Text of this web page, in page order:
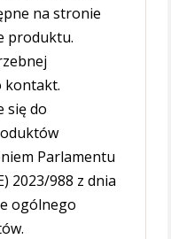
na stronie
produktu.
kontakt.
się do
Parlamentu
2023/988 z dnia
ogólnego